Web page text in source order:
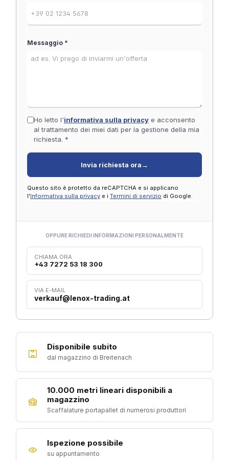
Messaggio *
Ho letto l'informativa sulla privacye acconsento
al trattamento dei miei dati per la gestione della mia
richiesta. *
Invia richiesta ora →
Questo sito è protetto da reCAPTCHA e si applicano
l'Informativa sulla privacy e i Termini di servizio di Google.
OPPURE RICHIEDI INFORMAZIONI PERSONALMENTE
CHIAMA ORA
+43 7272 53 18 300
VIA E-MAIL
verkauf@lenox-trading.at
Disponibile subito
dal magazzino di Breitenach
10.000 metri lineari disponibili a
magazzino
Scaffalature portapallet di numerosi produttori
Ispezione possibile
su appuntamento